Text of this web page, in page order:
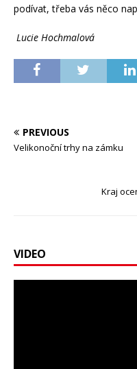
podívat, třeba vás něco
Lucie Hochmalová
PREVIOUS
Velikonoční trhy na zámku
Kraj
VIDEO